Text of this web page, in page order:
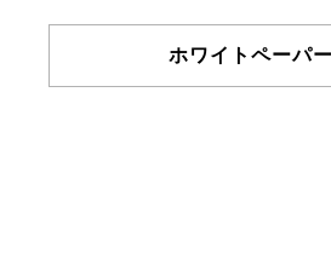
ホワイトペーパ